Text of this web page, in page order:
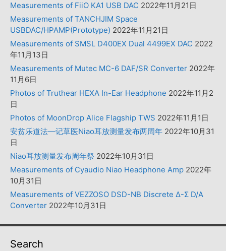
Measurements of FiiO KA1 USB DAC 2022年11月21日
Measurements of TANCHJIM Space
USBDAC/HPAMP(Prototype) 2022年11月21日
Measurements of SMSL D400EX Dual 4499EX DAC 2022
年11月13日
Measurements of Mutec MC-6 DAF/SR Converter 2022年
11月6日
Photos of Truthear HEXA In-Ear Headphone 2022年11月2
日
Photos of MoonDrop Alice Flagship TWS 2022年11月1日
安贫乐道法—记草医Niao耳放测量发布两周年 2022年10月31
日
Niao耳放测量发布周年祭 2022年10月31日
Measurements of Cyaudio Niao Headphone Amp 2022年
10月31日
Measurements of VEZZOSO DSD-NB Discrete Δ-Σ D/A
Converter 2022年10月31日
Search